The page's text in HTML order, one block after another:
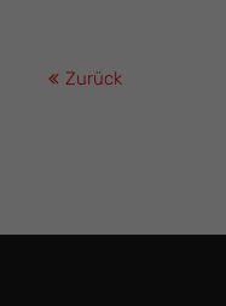
Zurück